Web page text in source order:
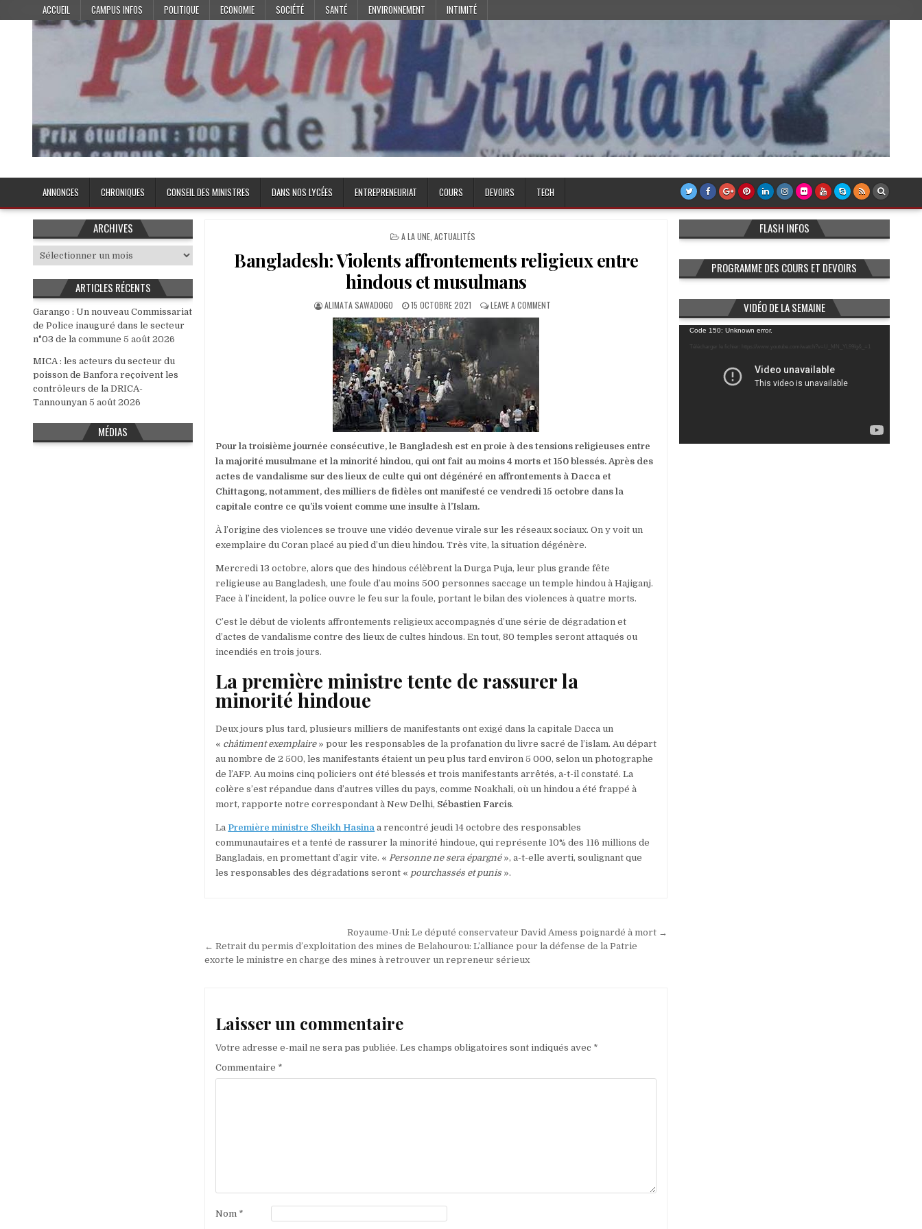
to
ACCUEIL CAMPUS INFOS POLITIQUE ECONOMIE SOCIÉTÉ SANTÉ ENVIRONNEMENT INTIMITÉ
Plume de l'Etudiant
ANNONCES CHRONIQUES CONSEIL DES MINISTRES DANS NOS LYCÉES ENTREPRENEURIAT COURS DEVOIRS TECH
POSTED
A LA UNE, ACTUALITÉS
Bangladesh: Violents affrontements religieux entre
hindous et musulmans
AUTHOR:
ALIMATA SAWADOGO
PUBLISHED
DATE:
15 OCTOBRE 2021 LEAVE A COMMENT
Pour la troisième journée consécutive, le Bangladesh est en proie à des tensions religieuses entre
la majorité musulmane et la minorité hindou, qui ont fait au moins 4 morts et 150 blessés. Après des
actes de vandalisme sur des lieux de culte qui ont dégénéré en affrontements à Dacca et
Chittagong, notamment, des milliers de fidèles ont manifesté ce vendredi 15 octobre dans la
capitale contre ce qu’ils voient comme une insulte à l’Islam.
À l’origine des violences se trouve une vidéo devenue virale sur les réseaux sociaux. On y voit un
exemplaire du Coran placé au pied d’un dieu hindou. Très vite, la situation dégénère.
Mercredi 13 octobre, alors que des hindous célèbrent la Durga Puja, leur plus grande fête
religieuse au Bangladesh, une foule d’au moins 500 personnes saccage un temple hindou à Hajiganj.
Face à l’incident, la police ouvre le feu sur la foule, portant le bilan des violences à quatre morts.
C’est le début de violents affrontements religieux accompagnés d’une série de dégradation et
d’actes de vandalisme contre des lieux de cultes hindous. En tout, 80 temples seront attaqués ou
incendiés en trois jours.
La première ministre tente de rassurer la
minorité hindoue
Deux jours plus tard, plusieurs milliers de manifestants ont exigé dans la capitale Dacca un
« châtiment exemplaire» pour les responsables de la profanation du livre sacré de l’islam. Au départ
au nombre de 2 500, les manifestants étaient un peu plus tard environ 5 000, selon un photographe
de l’AFP. Au moins cinq policiers ont été blessés et trois manifestants arrêtés, a-t-il constaté. La
colère s’est répandue dans d’autres villes du pays, comme Noakhali, où un hindou a été frappé à
mort, rapporte notre correspondant à New Delhi, Sébastien Farcis.
La Première ministre Sheikh Hasina a rencontré jeudi 14 octobre des responsables
communautaires et a tenté de rassurer la minorité hindoue, qui représente 10% des 116 millions de
Bangladais, en promettant d’agir vite. « Personne ne sera épargné», a-t-elle averti, soulignant que
les responsables des dégradations seront « pourchassés et punis ».
de
Royaume-Uni: Le député conservateur David Amess poignardé à mort →
← Retrait du permis d’exploitation des mines de Belahourou: L’alliance pour la défense de la Patrie
exorte le ministre en charge des mines à retrouver un repreneur sérieux
Laisser un commentaire
Votre adresse e-mail ne sera pas publiée. Les champs obligatoires sont indiqués avec *
Commentaire *
Nom *
ARCHIVES
Archives
ARTICLES RÉCENTS
Garango : Un nouveau Commissariat
de Police inauguré dans le secteur
n°03 de la commune 5 août 2026
MICA : les acteurs du secteur du
poisson de Banfora reçoivent les
contrôleurs de la DRICA-
Tannounyan 5 août 2026
MÉDIAS
FLASH INFOS
PROGRAMME DES COURS ET DEVOIRS
VIDÉO DE LA SEMAINE
Lecteur
vidéo
Code 150: Unknown error.
Télécharger le fichier: https://www.youtube.com/watch?v=U_MN_YL99Ig&_=1